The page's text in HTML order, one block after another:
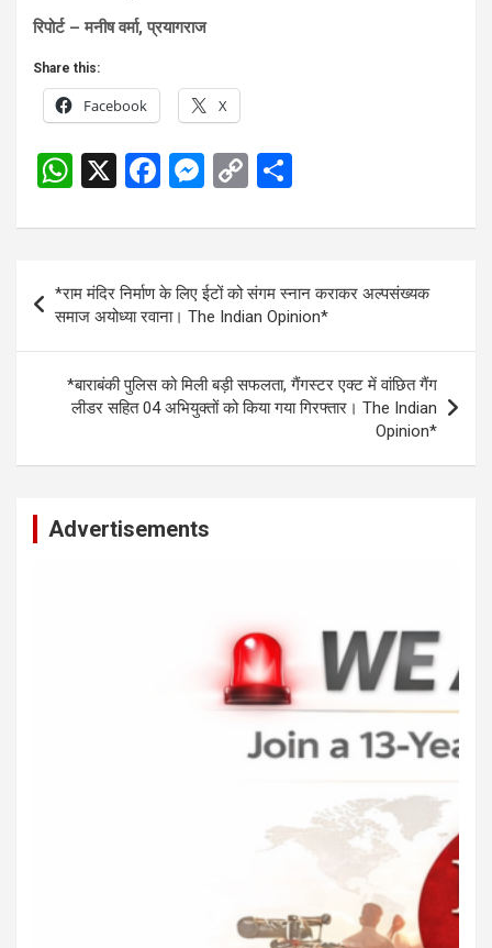
रिपोर्ट – मनीष वर्मा, प्रयागराज
Share this:
Facebook X
W
at
A
p
p
X
F
ce
b
o
o
k
M
se
n
g
er
C
py
Li
n
k
ar
navigation
*राम मंदिर निर्माण के लिए ईटों को संगम स्नान कराकर अल्पसंख्यक
समाज अयोध्या रवाना। The Indian Opinion*
*बाराबंकी पुलिस को मिली बड़ी सफलता, गैंगस्टर एक्ट में वांछित गैंग
लीडर सहित 04 अभियुक्तों को किया गया गिरफ्तार। The Indian
Opinion*
Advertisements